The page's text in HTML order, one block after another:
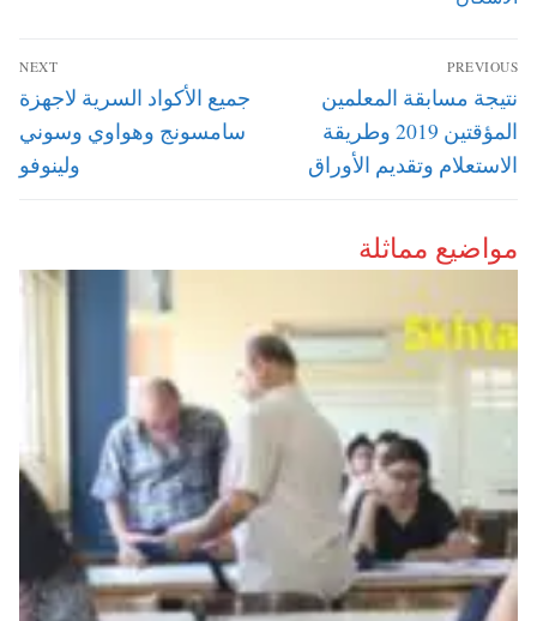
تصفّح
المقالات
PREVIOUS
Previous
post:
نتيجة مسابقة المعلمين
المؤقتين 2019 وطريقة
الاستعلام وتقديم الأوراق
NEXT
Next
post:
جميع الأكواد السرية لاجهزة
سامسونج وهواوي وسوني
ولينوفو
مواضيع مماثلة